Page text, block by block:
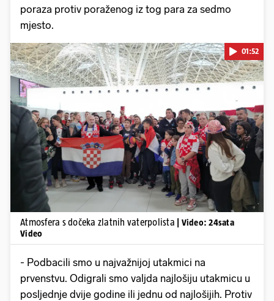
poraza protiv poraženog iz tog para za sedmo
mjesto.
Pokretanje videa...
01:52
Atmosfera s dočeka zlatnih vaterpolista
| Video: 24sata
Video
- Podbacili smo u najvažnijoj utakmici na
prvenstvu. Odigrali smo valjda najlošiju utakmicu u
posljednje dvije godine ili jednu od najlošijih. Protiv